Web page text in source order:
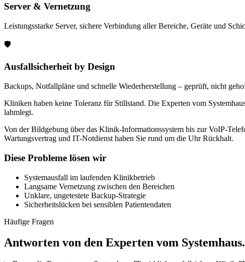
Server & Vernetzung
Leistungsstarke Server, sichere Verbindung aller Bereiche, Geräte und
🛡️
Ausfallsicherheit by Design
Backups, Notfallpläne und schnelle Wiederherstellung – geprüft, nicht
Kliniken haben keine Toleranz für Stillstand. Die Experten vom
lahmlegt.
Von der Bildgebung über das Klinik-Informationssystem bis zur VoIP-
Wartungsvertrag und IT-Notdienst haben Sie rund um die Uhr Rückhalt.
Diese Probleme lösen wir
Systemausfall im laufenden Klinikbetrieb
Langsame Vernetzung zwischen den Bereichen
Unklare, ungetestete Backup-Strategie
Sicherheitslücken bei sensiblen Patientendaten
Häufige Fragen
Antworten von den Experten vom